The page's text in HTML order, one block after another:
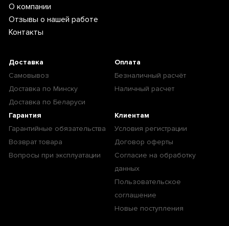
О компании
Отзывы о нашей работе
Контакты
Доставка
Самовывоз
Доставка по Минску
Доставка по Беларуси
Оплата
Безналичный расчёт
Наличный расчет
Гарантия
Гарантийные обязательства
Возврат товара
Вопросы при эксплуатации
Клиентам
Условия регистрации
Договор оферты
Согласие на обработку
данных
Пользовательское
соглашение
Новые поступления